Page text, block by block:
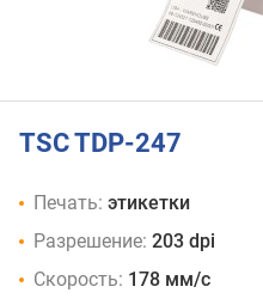
TSC TDP-247
Печать: этикетки
Разрешение: 203 dpi
Скорость: 178 мм/с